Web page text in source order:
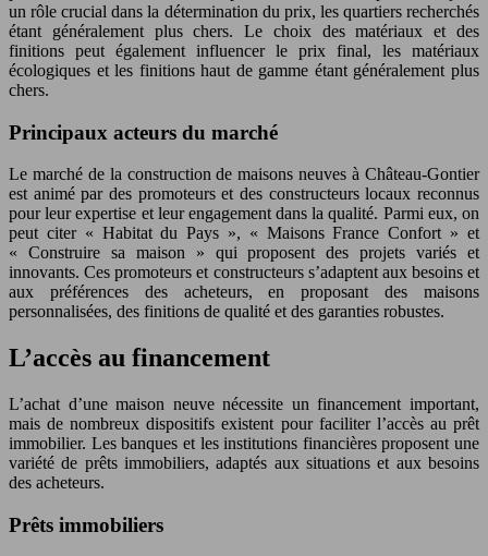
un rôle crucial dans la détermination du prix, les quartiers recherchés
étant généralement plus chers. Le choix des matériaux et des
finitions peut également influencer le prix final, les matériaux
écologiques et les finitions haut de gamme étant généralement plus
chers.
Principaux acteurs du marché
Le marché de la construction de maisons neuves à Château-Gontier
est animé par des promoteurs et des constructeurs locaux reconnus
pour leur expertise et leur engagement dans la qualité. Parmi eux, on
peut citer « Habitat du Pays », « Maisons France Confort » et
« Construire sa maison » qui proposent des projets variés et
innovants. Ces promoteurs et constructeurs s’adaptent aux besoins et
aux préférences des acheteurs, en proposant des maisons
personnalisées, des finitions de qualité et des garanties robustes.
L’accès au financement
L’achat d’une maison neuve nécessite un financement important,
mais de nombreux dispositifs existent pour faciliter l’accès au prêt
immobilier. Les banques et les institutions financières proposent une
variété de prêts immobiliers, adaptés aux situations et aux besoins
des acheteurs.
Prêts immobiliers